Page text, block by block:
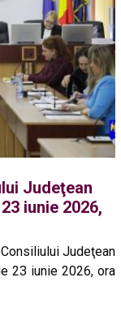
Judeţean
iunie 2026,
Judeţean
23 iunie 2026, ora